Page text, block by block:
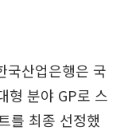
국산업은행은 국
형 분야 GP로 스
를 최종 선정했